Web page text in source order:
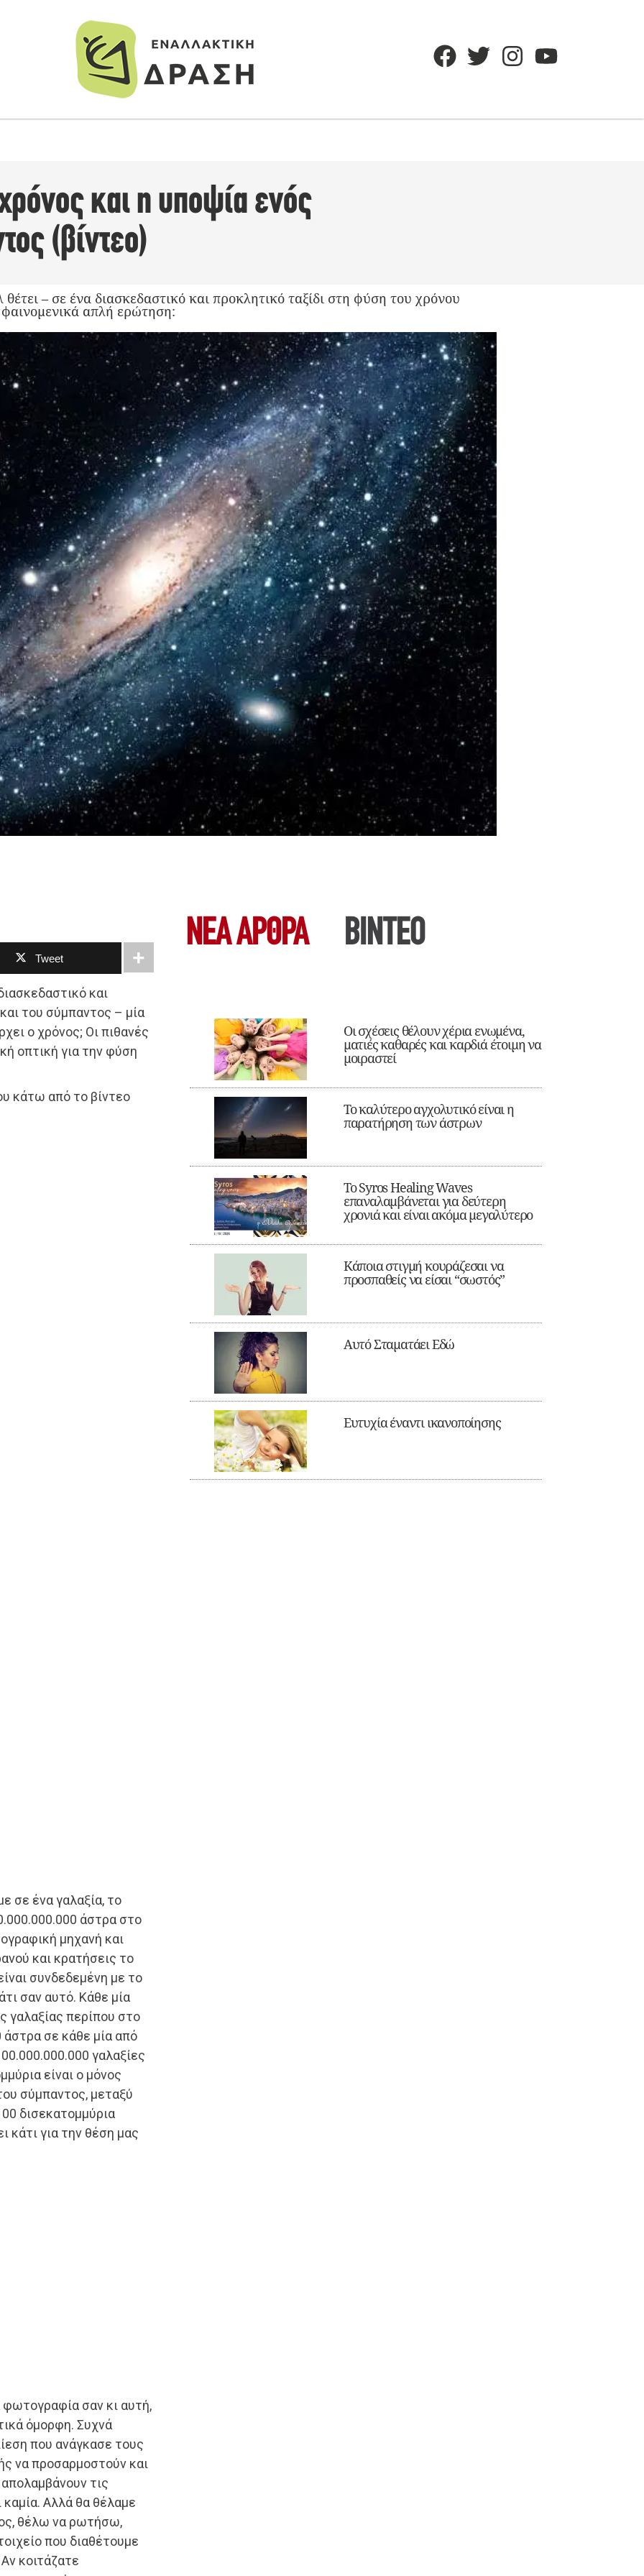
και η υποψία ενός
(βίντεο)
– σε ένα διασκεδαστικό και προκλητικό ταξίδι στη φύση του χρόνου
απλή ερώτηση:
Tweet
και
του σύμπαντος – μία
ο χρόνος; Οι πιθανές
οπτική για την φύση
κάτω από το βίντεο
σε ένα γαλαξία, το
άστρα στο
μηχανή και
και κρατήσεις το
συνδεδεμένη με το
σαν αυτό. Κάθε μία
γαλαξίας περίπου στο
σε κάθε μία από
γαλαξίες
είναι ο μόνος
σύμπαντος, μεταξύ
δισεκατομμύρια
κάτι για την θέση μας
φωτογραφία σαν κι αυτή,
όμορφη. Συχνά
που ανάγκασε τους
να προσαρμοστούν και
τις
Αλλά θα θέλαμε
θέλω να ρωτήσω,
που διαθέτουμε
κοιτάζατε
ΝΕΑ ΆΡΘΡΑ ΒΙΝΤΕΟ
Οι σχέσεις θέλουν χέρια ενωμένα,
ματιές καθαρές και καρδιά έτοιμη να
μοιραστεί
Το καλύτερο αγχολυτικό είναι η
παρατήρηση των άστρων
Το Syros Healing Waves
επαναλαμβάνεται για δεύτερη
χρονιά και είναι ακόμα μεγαλύτερο
Κάποια στιγμή κουράζεσαι να
προσπαθείς να είσαι “σωστός”
Αυτό Σταματάει Εδώ
Ευτυχία έναντι ικανοποίησης